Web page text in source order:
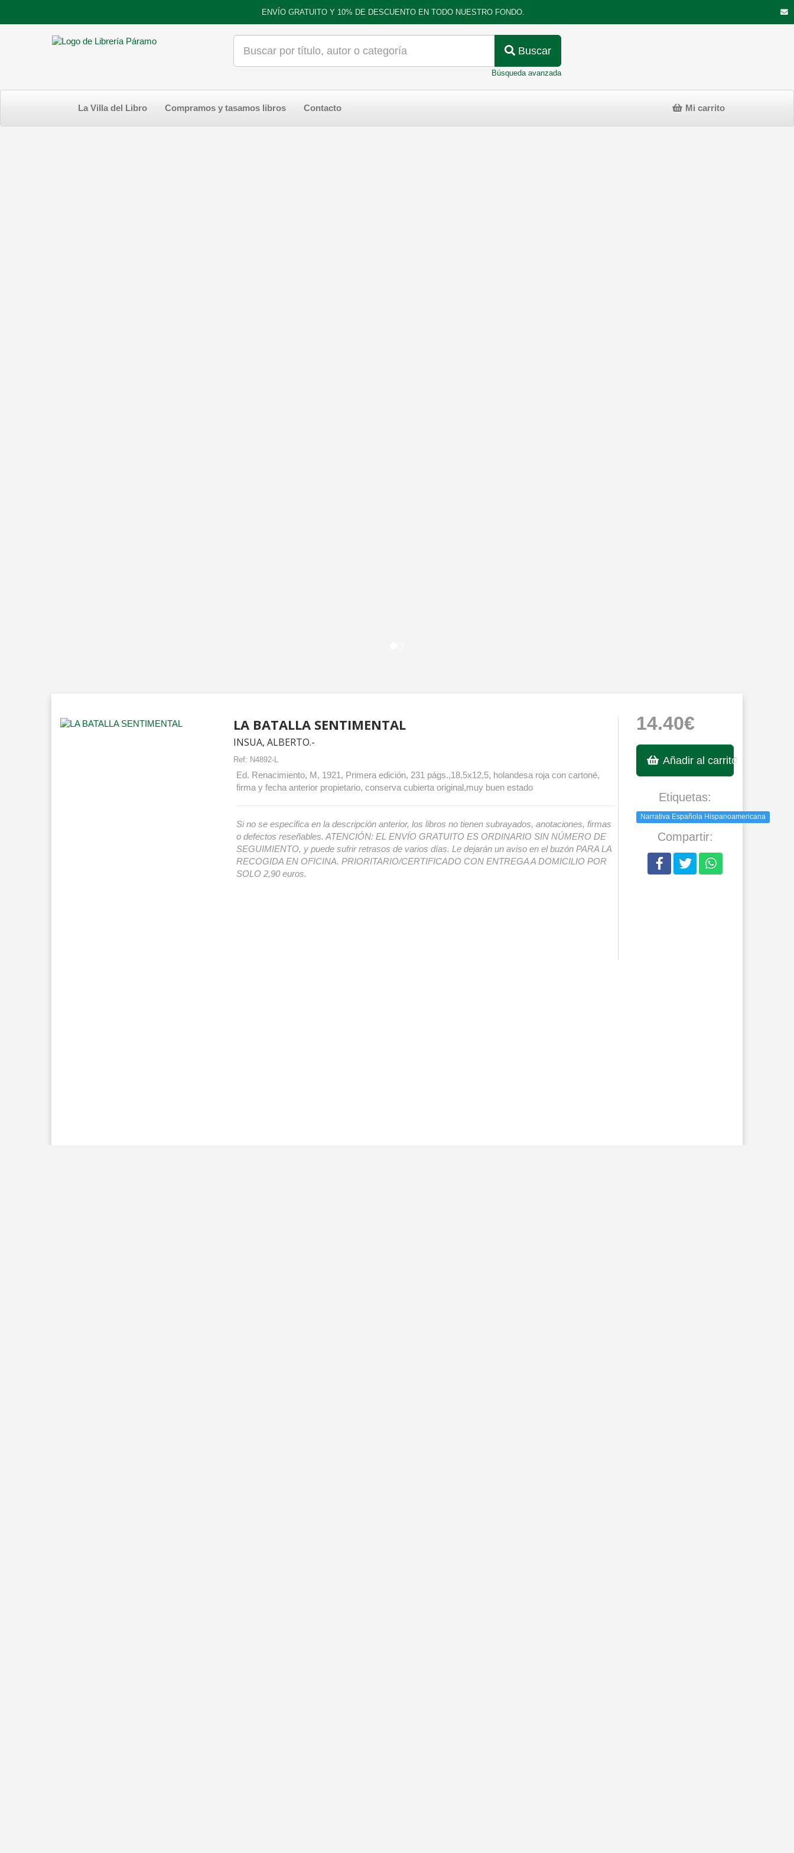
ENVÍO GRATUITO Y 10% DE DESCUENTO EN TODO NUESTRO FONDO.
Buscar
Búsqueda avanzada
La Villa del Libro Compramos y tasamos libros Contacto Mi carrito
LA BATALLA SENTIMENTAL
INSUA, ALBERTO.-
Ref: N4892-L
Ed. Renacimiento, M, 1921, Primera edición, 231 págs.,18,5x12,5, holandesa roja con cartoné,
firma y fecha anterior propietario, conserva cubierta original,muy buen estado
Si no se especifica en la descripción anterior, los libros no tienen subrayados, anotaciones, firmas
o defectos reseñables. ATENCIÓN: EL ENVÍO GRATUITO ES ORDINARIO SIN NÚMERO DE
SEGUIMIENTO, y puede sufrir retrasos de varios días. Le dejarán un aviso en el buzón PARA LA
RECOGIDA EN OFICINA. PRIORITARIO/CERTIFICADO CON ENTREGA A DOMICILIO POR
SOLO 2,90 euros.
14.40€
Añadir al carrito
Etiquetas:
Narrativa Española Hispanoamericana
Compartir: